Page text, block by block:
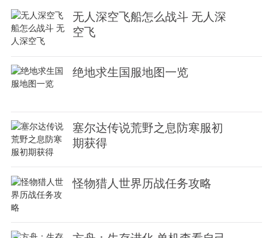
无人深空飞船怎么战斗 无人深
空飞
绝地求生国服地图一览
塞尔达传说荒野之息防寒服初
期获得
怪物猎人世界历战任务攻略